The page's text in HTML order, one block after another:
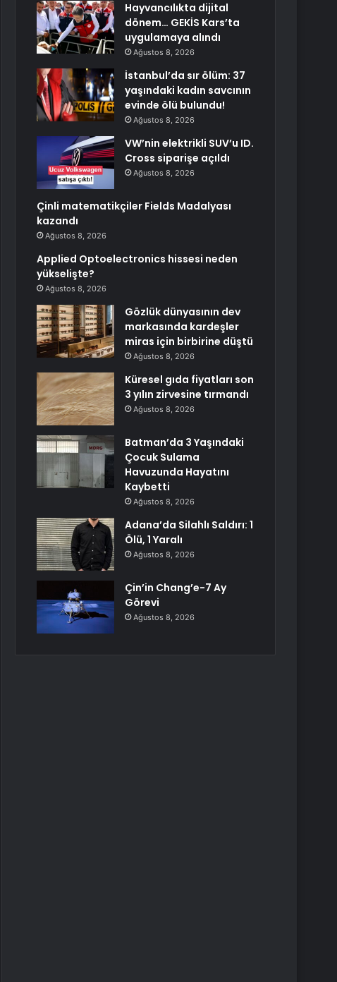
Hayvancılıkta dijital
dönem… GEKİS Kars’ta
uygulamaya alındı
Ağustos 8, 2026
İstanbul’da sır ölüm: 37
yaşındaki kadın savcının
evinde ölü bulundu!
Ağustos 8, 2026
VW’nin elektrikli SUV’u ID.
Cross siparişe açıldı
Ağustos 8, 2026
Çinli matematikçiler Fields Madalyası
kazandı
Ağustos 8, 2026
Applied Optoelectronics hissesi neden
yükselişte?
Ağustos 8, 2026
Gözlük dünyasının dev
markasında kardeşler
miras için birbirine düştü
Ağustos 8, 2026
Küresel gıda fiyatları son
3 yılın zirvesine tırmandı
Ağustos 8, 2026
Batman’da 3 Yaşındaki
Çocuk Sulama
Havuzunda Hayatını
Kaybetti
Ağustos 8, 2026
Adana’da Silahlı Saldırı: 1
Ölü, 1 Yaralı
Ağustos 8, 2026
Çin’in Chang’e-7 Ay
Görevi
Ağustos 8, 2026